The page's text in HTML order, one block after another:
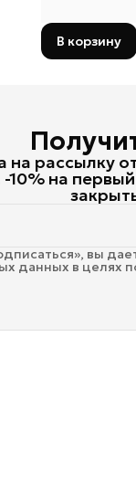
В корзину
на рассылку
-10% на
вы
данных в целях